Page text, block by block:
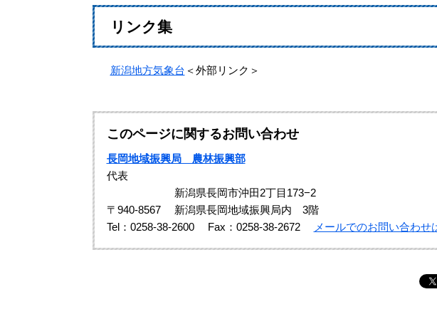
リンク集
新潟地方気象台 ＜外部リンク＞
このページに関するお問い合わせ
長岡地域振興局 農林振興部
代表
〒940-8567
新潟県長岡市沖田2丁目173−2
新潟県長岡地域振興局内 3階
Tel：0258-38-2600
Fax：0258-38-2672 メールでのお問い合わせ